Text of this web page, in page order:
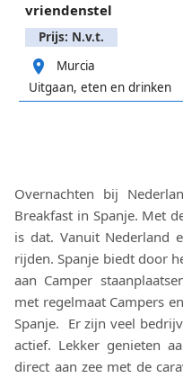
vriendenstel
Prijs: N.v.t.
Murcia
Uitgaan, eten en drinken
Overnachten bij
Breakfast in Spanje. Met
is dat. Vanuit Nederland
rijden. Spanje biedt door
aan Camper
met regelmaat Campers
Spanje. Er zijn veel
actief. Lekker genieten
direct aan zee met de